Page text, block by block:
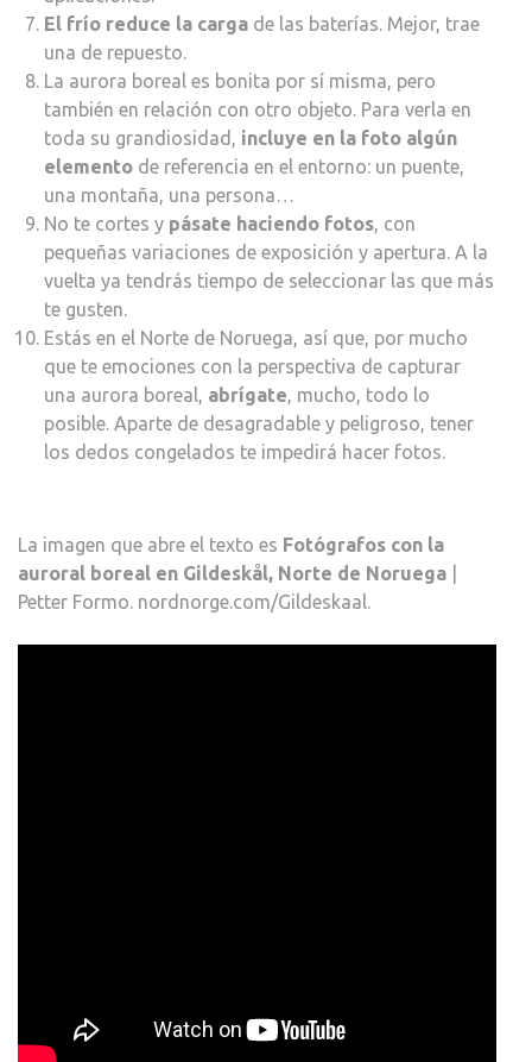
El frío reduce la carga de las baterías. Mejor, trae
una de repuesto.
La aurora boreal es bonita por sí misma, pero
también en relación con otro objeto. Para verla en
toda su grandiosidad, incluye en la foto algún
elemento de referencia en el entorno: un puente,
una montaña, una persona…
No te cortes y pásate haciendo fotos, con
pequeñas variaciones de exposición y apertura. A la
vuelta ya tendrás tiempo de seleccionar las que más
te gusten.
Estás en el Norte de Noruega, así que, por mucho
que te emociones con la perspectiva de capturar
una aurora boreal, abrígate, mucho, todo lo
posible. Aparte de desagradable y peligroso, tener
los dedos congelados te impedirá hacer fotos.
La imagen que abre el texto es Fotógrafos con la
auroral boreal en Gildeskål, Norte de Noruega
Petter Formo. nordnorge.com/Gildeskaal.